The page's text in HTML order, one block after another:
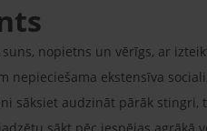
nopietns un vērīgs, ar
ekstensīva
sāksiet audzināt pārāk stingri,